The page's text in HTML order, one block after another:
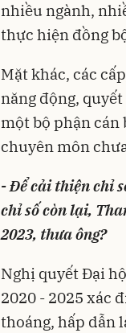
nhiều ngành,
thực hiện đồng
Mặt khác, các
năng động,
một bộ phận
chuyên môn
- Để cải thiện chỉ
chỉ số còn lại,
2023, thưa ông?
Nghị quyết Đại
2020 - 2025 xác
thoáng, hấp dẫn